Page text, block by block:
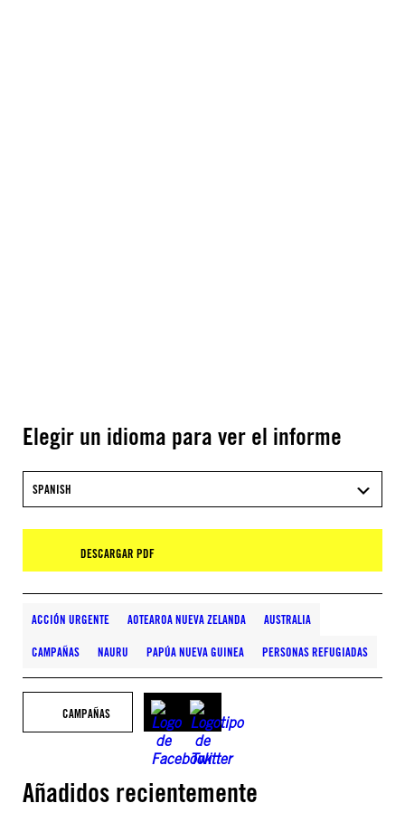
Elegir un idioma para ver el informe
SPANISH
DESCARGAR PDF
ACCIÓN URGENTE AOTEAROA NUEVA ZELANDA AUSTRALIA
CAMPAÑAS NAURU PAPÚA NUEVA GUINEA PERSONAS REFUGIADAS
CAMPAÑAS
Añadidos recientemente